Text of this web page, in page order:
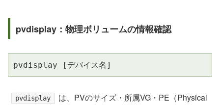
pvdisplay：物理ボリュームの情報確認
pvdisplay [デバイス名]
pvdisplay
は、PVのサイズ・所属VG・PE（Physical